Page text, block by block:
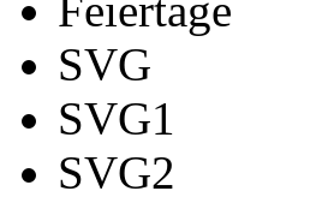
Feiertage
SVG
SVG1
SVG2